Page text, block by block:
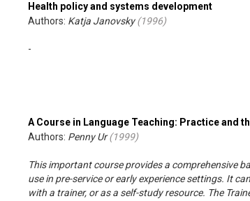
Health policy and systems development
Authors: Katja Janovsky(1996)
-
A Course in Language Teaching: Practice and
Authors: Penny Ur(1999)
This important course provides a comprehensive
use in pre-service or early experience settings. It
with a trainer, or as a self-study resource. The